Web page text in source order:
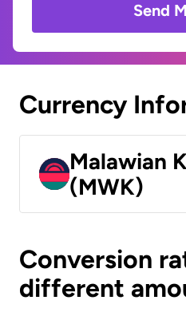
Send
Currency
Malawian
(MWK)
Conversion
different